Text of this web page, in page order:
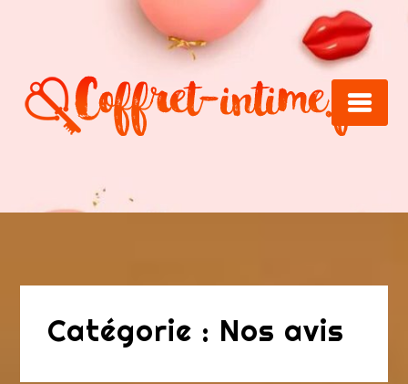
Catégorie : Nos avis